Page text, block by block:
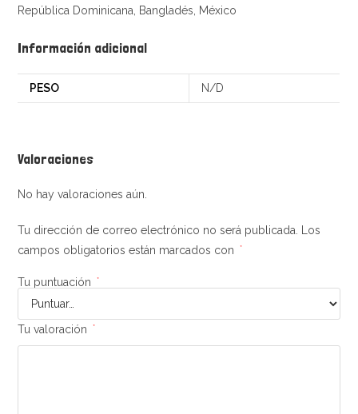
República Dominicana, Bangladés, México
Información adicional
PESO N/D
Valoraciones
No hay valoraciones aún.
Tu dirección de correo electrónico no será publicada.
Los
campos obligatorios están marcados con
*
Tu puntuación *
Tu valoración *